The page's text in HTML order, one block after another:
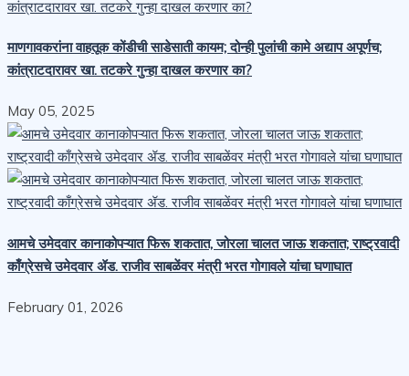
माणगावकरांना वाहतूक कोंडीची साडेसाती कायम; दोन्ही पुलांची कामे अद्याप अपूर्णच;
कांत्राटदारावर खा. तटकरे गुन्हा दाखल करणार का?
May 05, 2025
आमचे उमेदवार कानाकोपऱ्यात फिरू शकतात, जोरला चालत जाऊ शकतात; राष्ट्रवादी
काँग्रेसचे उमेदवार ॲड. राजीव साबळेंवर मंत्री भरत गोगावले यांचा घणाघात
February 01, 2026